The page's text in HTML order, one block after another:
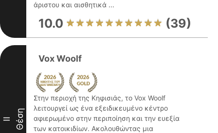
άριστου και αισθητικά ...
10.0 (39)
II Θέση
Vox Woolf
Στην περιοχή της Κηφισιάς, το Vox Woolf
λειτουργεί ως ένα εξειδικευμένο κέντρο
αφιερωμένο στην περιποίηση και την ευεξία
των κατοικιδίων. Ακολουθώντας μια